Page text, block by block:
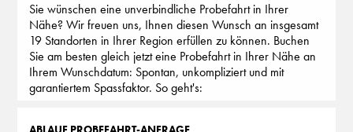
Sie wünschen eine unverbindliche Probefahrt in Ihrer
Nähe? Wir freuen uns, Ihnen diesen Wunsch an insgesamt
19 Standorten in Ihrer Region erfüllen zu können. Buchen
Sie am besten gleich jetzt eine Probefahrt in Ihrer Nähe an
Ihrem Wunschdatum: Spontan, unkompliziert und mit
garantiertem Spassfaktor. So geht's: